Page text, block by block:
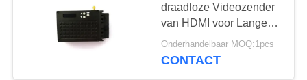
Minicofdm-Zender
draadloze Videozender
van HDMI voor Lange
afstanduav Systeem
Onderhandelbaar MOQ:1pcs
CONTACT